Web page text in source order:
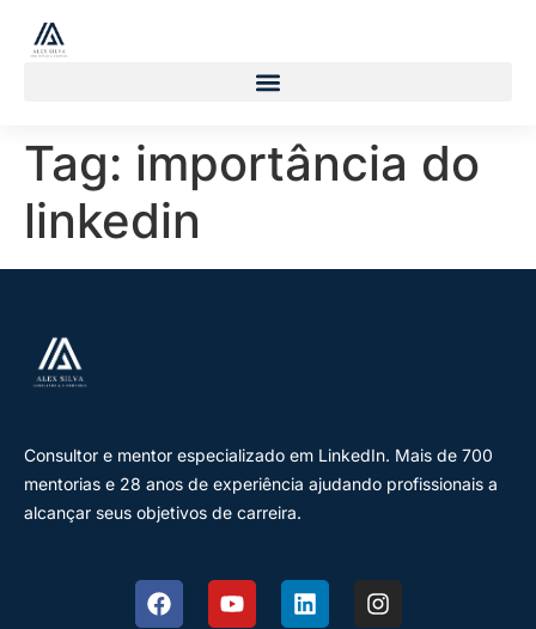
Tag: importância do
linkedin
Consultor e mentor especializado em LinkedIn. Mais de 700
mentorias e 28 anos de experiência ajudando profissionais a
alcançar seus objetivos de carreira.